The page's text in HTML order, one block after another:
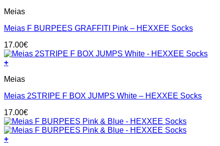
product
multiple
The
options
may
chosen
on
the
product
page
Meias
Meias F BURPEES GRAFFITI Pink – HEXXEE Socks
17.00€
+
product
multiple
The
options
may
be
Meias
Meias 2STRIPE F BOX JUMPS White – HEXXEE Socks
17.00€
+